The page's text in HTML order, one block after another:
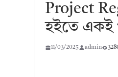
Project
হইতে একই
11/03/2025 admin